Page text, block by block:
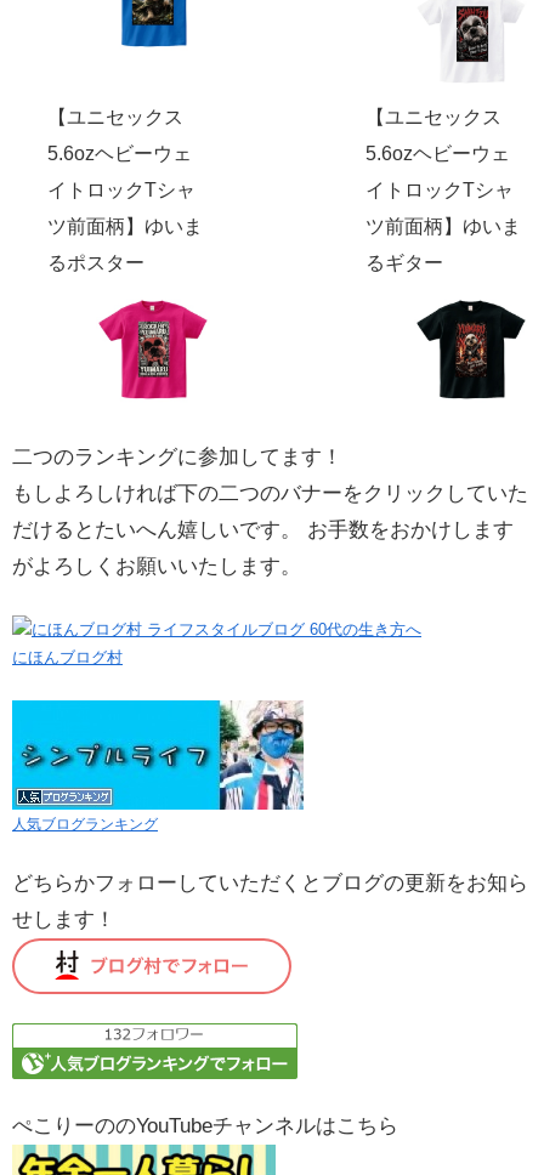
【ユニセックス
5.6ozヘビーウェ
イトロックTシャ
ツ前面柄】ゆいま
るポスター
【ユニセックス
5.6ozヘビーウェ
イトロックTシャ
ツ前面柄】ゆいま
るギター
二つのランキングに参加してます！
もしよろしければ下の二つのバナーをクリックしていた
だけるとたいへん嬉しいです。 お手数をおかけします
がよろしくお願いいたします。
にほんブログ村
人気ブログランキング
どちらかフォローしていただくとブログの更新をお知ら
せします！
ぺこりーののYouTubeチャンネルはこちら